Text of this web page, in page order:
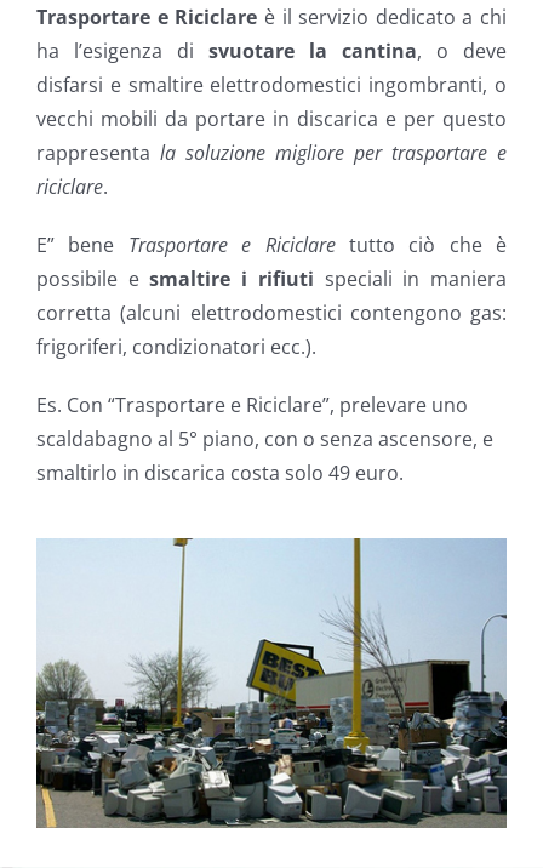
Trasportare e Riciclare è il servizio dedicato a chi
ha l’esigenza di svuotare la cantina, o deve
disfarsi e smaltire elettrodomestici ingombranti, o
vecchi mobili da portare in discarica e per questo
rappresenta la soluzione migliore per trasportare e
riciclare.
E” bene Trasportare e Riciclaretutto ciò che è
possibile esmaltire i rifiuti speciali in maniera
corretta (alcuni elettrodomestici contengono gas:
frigoriferi, condizionatori ecc.).
Es. Con “Trasportare e Riciclare”, prelevare uno
scaldabagno al 5° piano, con o senza ascensore, e
smaltirlo in discarica costa solo 49 euro.